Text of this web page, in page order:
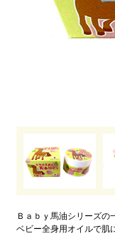
Ｂａｂｙ馬油シリーズの
ベビー全身用オイルで肌